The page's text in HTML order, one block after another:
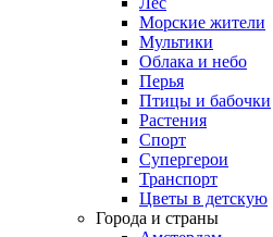
Морские жители
Мультики
Облака и небо
Перья
Птицы и бабочки
Растения
Спорт
Супергерои
Транспорт
Цветы в детскую
Города и страны